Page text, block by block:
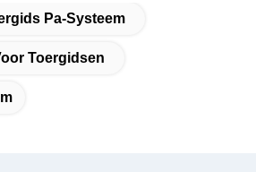
Pa-Systeem
Toergidsen